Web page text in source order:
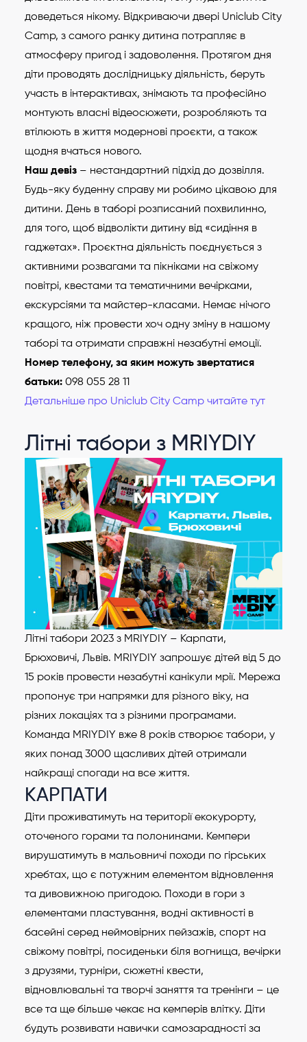
доведеться нікому. Відкриваючи двері Uniclub City
Camp, з самого ранку дитина потрапляє в
атмосферу пригод і задоволення. Протягом дня
діти проводять дослідницьку діяльність, беруть
участь в інтерактивах, знімають та професійно
монтують власні відеосюжети, розробляють та
втілюють в життя модернові проєкти, а також
щодня вчаться нового.
Наш девіз – нестандартний підхід до дозвілля.
Будь-яку буденну справу ми робимо цікавою для
дитини. День в таборі розписаний похвилинно,
для того, щоб відволікти дитину від «сидіння в
гаджетах». Проєктна діяльність поєднується з
активними розвагами та пікніками на свіжому
повітрі, квестами та тематичними вечірками,
екскурсіями та майстер-класами. Немає нічого
кращого, ніж провести хоч одну зміну в нашому
таборі та отримати справжні незабутні емоції.
Номер телефону, за яким можуть звертатися
батьки: 098 055 28 11
Детальніше про Uniclub City Camp читайте тут
Літні табори з MRIYDIY
Літні табори 2023 з MRIYDIY – Карпати,
Брюховичі, Львів. MRIYDIY запрошує дітей від 5 до
15 років провести незабутні канікули мрії. Мережа
пропонує три напрямки для різного віку, на
різних локаціях та з різними програмами.
Команда MRIYDIY вже 8 років створює табори, у
яких понад 3000 щасливих дітей отримали
найкращі спогади на все життя.
КАРПАТИ
Діти проживатимуть на території екокурорту,
оточеного горами та полонинами. Кемпери
вирушатимуть в мальовничі походи по гірських
хребтах, що є потужним елементом відновлення
та дивовижною пригодою. Походи в гори з
елементами пластування, водні активності в
басейні серед неймовірних пейзажів, спорт на
свіжому повітрі, посиденьки біля вогнища, вечірки
з друзями, турніри, сюжетні квести,
відновлювальні та творчі заняття та тренінги – це
все та ще більше чекає на кемперів влітку. Діти
будуть розвивати навички самозарадності за